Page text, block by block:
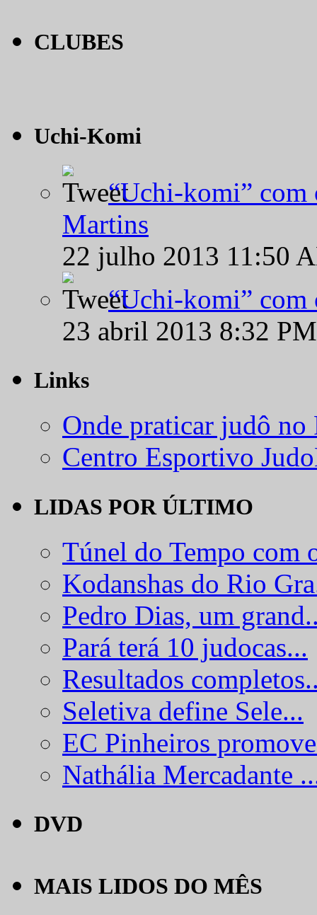
CLUBES
Uchi-Komi
“Uchi-komi” com
Martins
22 julho 2013 11:50
“Uchi-komi” com
23 abril 2013 8:32
Links
Onde praticar judô
Centro Esportivo
LIDAS POR ÚLTIMO
Túnel do Tempo com
Kodanshas do Rio
Pedro Dias, um
Pará terá 10 judocas...
Resultados
Seletiva define Sele...
EC Pinheiros
Nathália Mercadante
DVD
MAIS LIDOS DO MÊS